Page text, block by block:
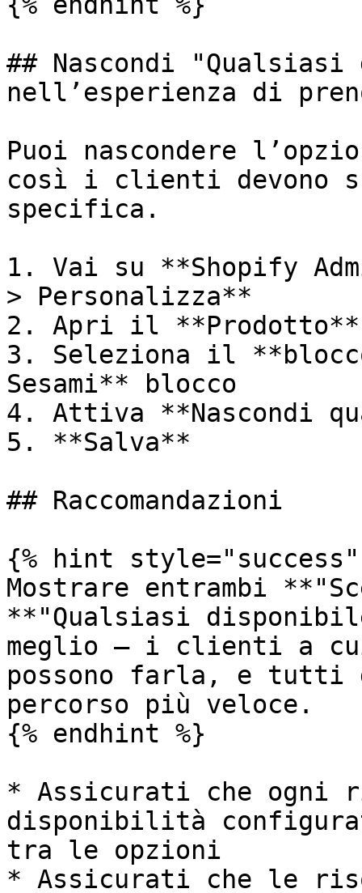
## Nascondi
nell’esperienza di
Puoi nascondere
così i clienti devono
specifica.
1. Vai su **Shopify
> Personalizza**
2. Apri il **Prodotto**
3. Seleziona il
Sesami** blocco
4. Attiva **Nascondi
5. **Salva**
## Raccomandazioni
{% hint style="success"
Mostrare entrambi
**"Qualsiasi
meglio — i clienti a
possono farla, e
percorso più veloce.
{% endhint %}
* Assicurati che ogni
disponibilità
tra le opzioni
* Assicurati che le